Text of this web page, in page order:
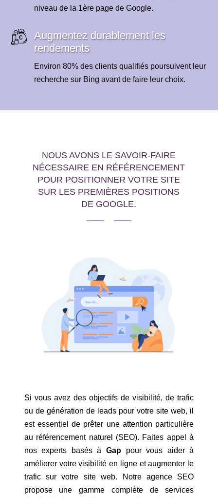
niveau de la 1ère page de Google.
Augmentez durablement les
rendements
Environ 80% des clients qualifiés poursuivent leur
recherche sur Bing avant de faire leur choix.
NOUS AVONS LE SAVOIR-FAIRE
NÉCESSAIRE EN RÉFÉRENCEMENT
POUR POSITIONNER VOTRE SITE
SUR LES PREMIÈRES POSITIONS
DE GOOGLE.
Si vous avez des objectifs de visibilité, de trafic
ou de génération de leads pour votre site web, il
est essentiel de prêter une attention particulière
au référencement naturel (SEO). Faites appel à
nos experts basés à Gap pour vous aider à
améliorer votre visibilité en ligne et augmenter le
trafic sur votre site web. Notre agence SEO
propose une gamme complète de services